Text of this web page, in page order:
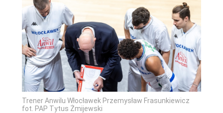
Trener Anwilu Włocławek Przemysław Frasunkiewicz
fot. PAP Tytus Żmijewski